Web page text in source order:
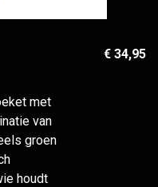
met
van
groen
houdt
€ 34,95